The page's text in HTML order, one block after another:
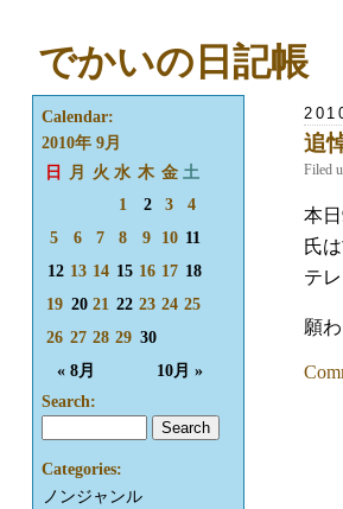
でかいの日記帳
追
Filed
本
氏
テ
願
Calendar:
2010年 9月
日
月 火 水 木 金 土
« 8月 10月 »
1 2 3
4
5
6 7 8 9 10 11
12 13 14 15 16 17 18
19 20 21 22 23 24 25
26 27 28 29 30
Search:
Categories:
ノンジャンル